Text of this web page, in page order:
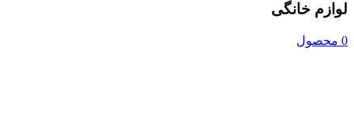
لوازم خانگی
0 محصول